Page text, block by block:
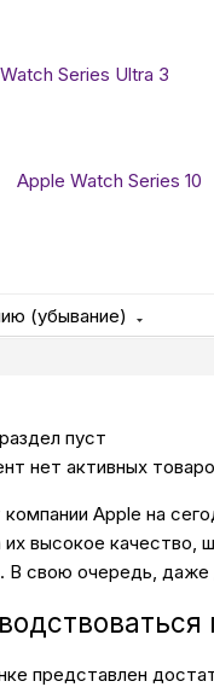
Series Ultra 3
Apple Watch Series 10
(убывание)
пуст
нет активных
Apple на
их высокое качество,
В свою очередь, даже
представлен